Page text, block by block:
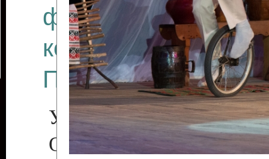
фестиваля
коллективов
Приднестровского
Участники фестиваля:
Образцовый